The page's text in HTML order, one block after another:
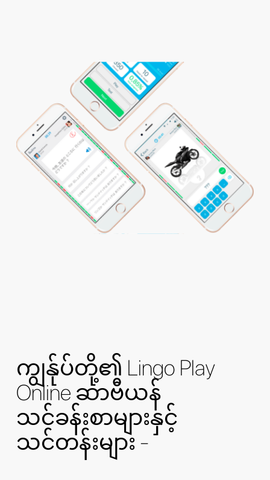
ကျွန်ုပ်တို့၏ Lingo Play
Online ဆာဗီယန်
သင်ခန်းစာများနှင့်
သင်တန်းများ -